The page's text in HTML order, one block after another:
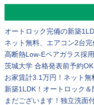
オートロック完備の新築
ネット無料、エアコン2台
高断熱Low-Eペアガラス採
茨城大学 合格発表前予約
お家賃計3.1万円！ネット無
新築1LDK！オートロック＆
まだございます！独立洗面